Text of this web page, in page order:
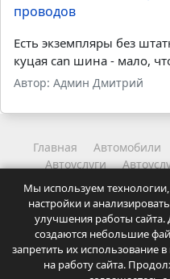
проводов
Есть экземпляры без
куцая can шина - мало,
Автор: Админ Дмитрий
Главная Автомобили
Автоуслуги
Координаты
Точки подключения и
Статьи и
Посещая сайт Вы
Мы используем
настройки и
улучшения работы сайта.
создаются небольшие
запретить их использование
на работу сайта.